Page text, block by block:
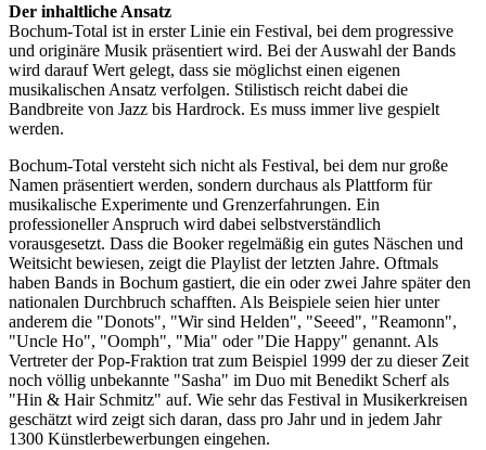
Der inhaltliche Ansatz
Bochum-Total ist in erster Linie ein Festival, bei dem progressive
und originäre Musik präsentiert wird. Bei der Auswahl der Bands
wird darauf Wert gelegt, dass sie möglichst einen eigenen
musikalischen Ansatz verfolgen. Stilistisch reicht dabei die
Bandbreite von Jazz bis Hardrock. Es muss immer live gespielt
werden.
Bochum-Total versteht sich nicht als Festival, bei dem nur große
Namen präsentiert werden, sondern durchaus als Plattform für
musikalische Experimente und Grenzerfahrungen. Ein
professioneller Anspruch wird dabei selbstverständlich
vorausgesetzt. Dass die Booker regelmäßig ein gutes Näschen und
Weitsicht bewiesen, zeigt die Playlist der letzten Jahre. Oftmals
haben Bands in Bochum gastiert, die ein oder zwei Jahre später den
nationalen Durchbruch schafften. Als Beispiele seien hier unter
anderem die "Donots", "Wir sind Helden", "Seeed", "Reamonn",
"Uncle Ho", "Oomph", "Mia" oder "Die Happy" genannt. Als
Vertreter der Pop-Fraktion trat zum Beispiel 1999 der zu dieser Zeit
noch völlig unbekannte "Sasha" im Duo mit Benedikt Scherf als
"Hin & Hair Schmitz" auf. Wie sehr das Festival in Musikerkreisen
geschätzt wird zeigt sich daran, dass pro Jahr und in jedem Jahr
1300 Künstlerbewerbungen eingehen.